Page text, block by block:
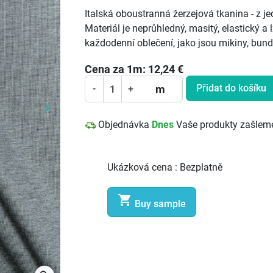
Další
keyboard_arrow_right
Italská oboustranná žerzejová tkanina - z
Materiál je neprůhledný, masitý, elastický
každodenní oblečení, jako jsou mikiny,
Cena za 1m: 12,24€
- + m Přidat do košíku
Objednávka Dnes Vaše produkty
Ukázková cena : Bezplatně
 Buy sample